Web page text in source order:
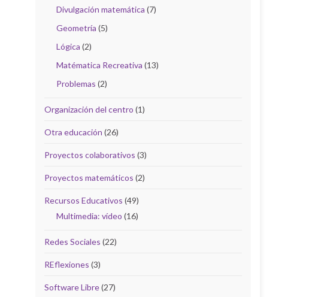
Divulgación matemática (7)
Geometría (5)
Lógica (2)
Matématica Recreativa (13)
Problemas (2)
Organización del centro (1)
Otra educación (26)
Proyectos colaborativos (3)
Proyectos matemáticos (2)
Recursos Educativos (49)
Multimedia: vídeo (16)
Redes Sociales (22)
REflexiones (3)
Software Libre(27)